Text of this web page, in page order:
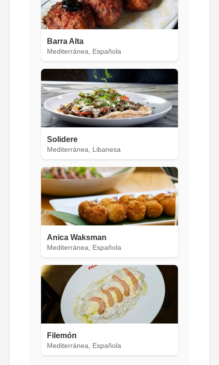
Barra Alta
Mediterránea, Española
Solidere
Mediterránea, Libanesa
Anica Waksman
Mediterránea, Española
Filemón
Mediterránea, Española